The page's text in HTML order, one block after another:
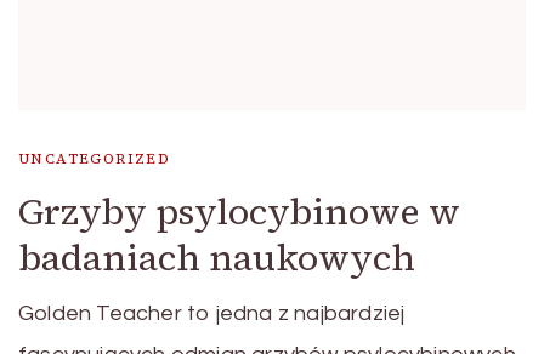
UNCATEGORIZED
Grzyby psylocybinowe w
badaniach naukowych
Golden Teacher to jedna z najbardziej